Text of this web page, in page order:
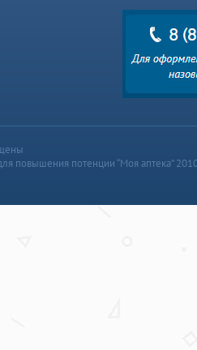
повышения потенции “Моя аптека”